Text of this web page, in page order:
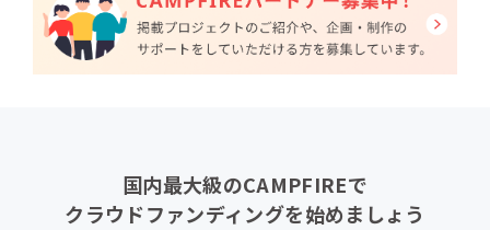
国内最大級のCAMPFIREで
クラウドファンディングを始めましょう